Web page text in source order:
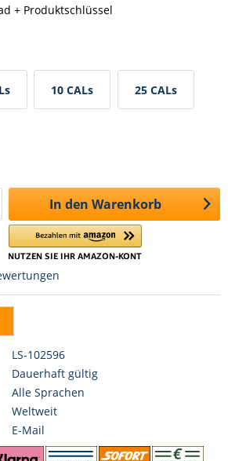
+ Produktschlüssel
10 CALs 25 CALs
In den Warenkorb
LS-102596
Dauerhaft gültig
Alle Sprachen
Weltweit
E-Mail